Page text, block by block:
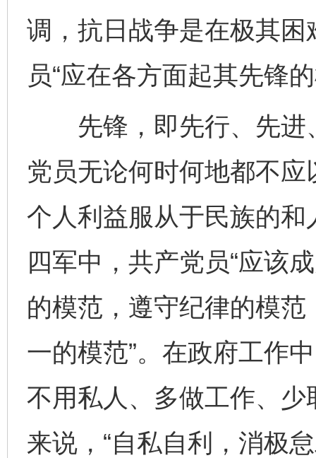
调，抗日战争是在极其
员“应在各方面起其先锋
先锋，即先行、先进
党员无论何时何地都不
个人利益服从于民族的
四军中，共产党员“应该
的模范，遵守纪律的模
一的模范”。在政府工作
不用私人、多做工作、少
来说，“自私自利，消极